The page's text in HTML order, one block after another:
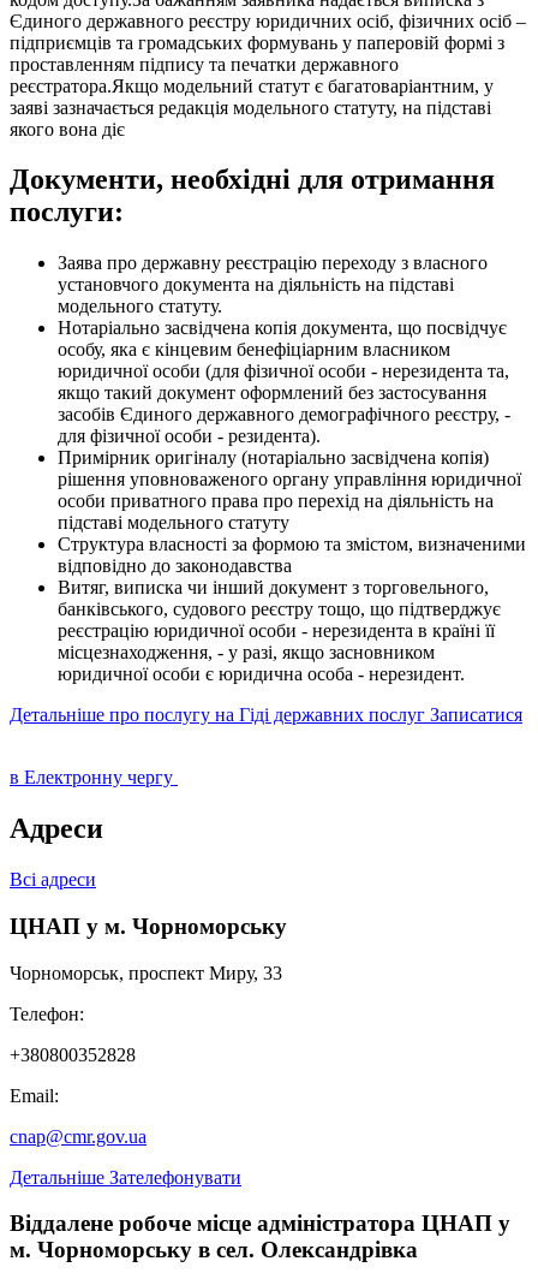
Єдиного державного реєстру юридичних осіб, фізичних осіб –
підприємців та громадських формувань у паперовій формі з
проставленням підпису та печатки державного
реєстратора.Якщо модельний статут є багатоваріантним, у
заяві зазначається редакція модельного статуту, на підставі
якого вона діє
Документи, необхідні для отримання
послуги:
Заява про державну реєстрацію переходу з власного
установчого документа на діяльність на підставі
модельного статуту.
Нотаріально засвідчена копія документа, що посвідчує
особу, яка є кінцевим бенефіціарним власником
юридичної особи (для фізичної особи - нерезидента та,
якщо такий документ оформлений без застосування
засобів Єдиного державного демографічного реєстру, -
для фізичної особи - резидента).
Примірник оригіналу (нотаріально засвідчена копія)
рішення уповноваженого органу управління юридичної
особи приватного права про перехід на діяльність на
підставі модельного статуту
Структура власності за формою та змістом, визначеними
відповідно до законодавства
Витяг, виписка чи інший документ з торговельного,
банківського, судового реєстру тощо, що підтверджує
реєстрацію юридичної особи - нерезидента в країні її
місцезнаходження, - у разі, якщо засновником
юридичної особи є юридична особа - нерезидент.
Детальніше про послугу на Гіді державних послуг Записатися
в Електронну чергу
Адреси
Всі адреси
ЦНАП у м. Чорноморську
Чорноморськ, проспект Миру, 33
Телефон:
+380800352828
Email:
cnap@cmr.gov.ua
Детальніше Зателефонувати
Віддалене робоче місце адміністратора ЦНАП у
м. Чорноморську в сел. Олександрівка